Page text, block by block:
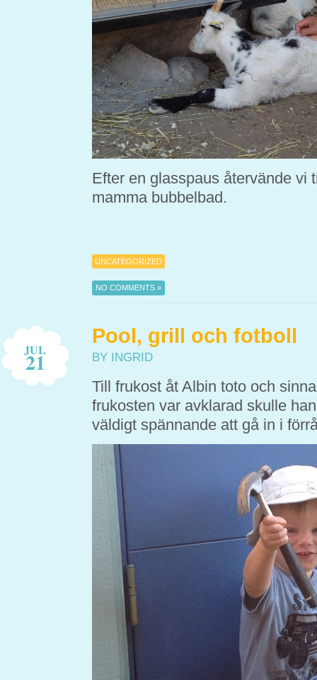
Efter en glasspaus återvände vi
mamma bubbelbad.
UNCATEGORIZED
NO COMMENTS »
JUL
21
Pool, grill och fotboll
BY INGRID
Till frukost åt Albin toto och
frukosten var avklarad skulle
väldigt spännande att gå in i